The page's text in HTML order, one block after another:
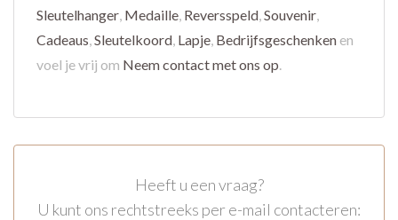
Sleutelhanger, Medaille, Reversspeld,Souvenir,
Cadeaus,Sleutelkoord, Lapje, Bedrijfsgeschenken en
voel je vrij om Neem contact met ons op.
Heeft u een vraag?
U kunt ons rechtstreeks per e-mail contacteren: